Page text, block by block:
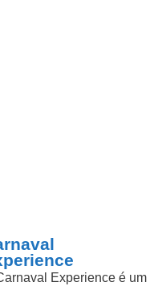
Experience é um